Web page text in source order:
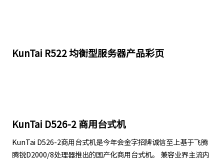
KunTai R522 均衡型服务器产品彩页
KunTai D526-2 商用台式机
KunTai D526-2商用台式机是今年会金字招牌诚信至上基于飞腾
腾锐D2000/8处理器推出的国产化商用台式机。 兼容业界主流内